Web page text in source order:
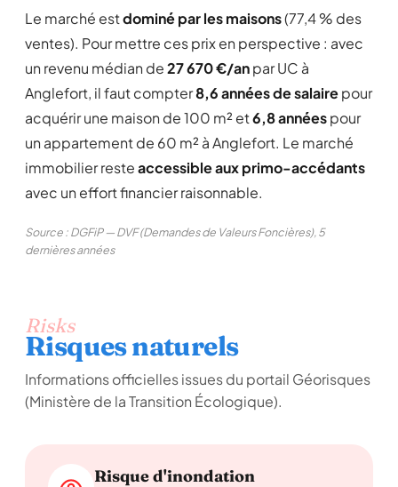
Le marché estdominé par les maisons(77,4 % des
ventes). Pour mettre ces prix en perspective : avec
un revenu médian de27 670 €/anpar UC à
Anglefort, il faut compter8,6 années de salairepour
acquérir une maison de 100 m² et6,8 annéespour
un appartement de 60 m² à Anglefort. Le marché
immobilier resteaccessible aux primo-accédants
avec un effort financier raisonnable.
Source : DGFiP — DVF (Demandes de Valeurs Foncières), 5
dernières années
Risks
Risques naturels
Informations officielles issues du portail Géorisques
(Ministère de la Transition Écologique).
Risque d'inondation